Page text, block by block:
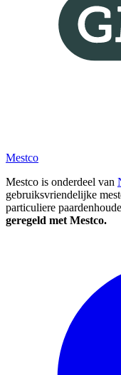
Mestco
Mestco is onderdeel van
gebruiksvriendelijke
particuliere
geregeld met Mestco.